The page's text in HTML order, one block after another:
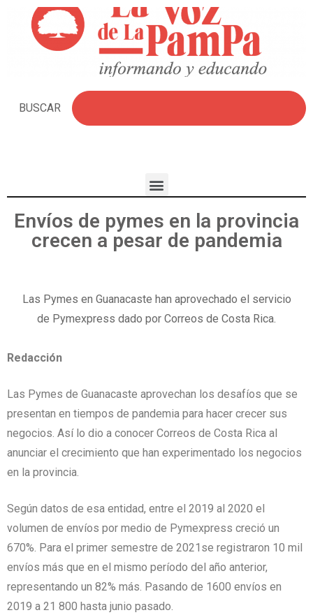
BUSCAR
Envíos de pymes en la provincia
crecen a pesar de pandemia
Las Pymes en Guanacaste han aprovechado el servicio
de Pymexpress dado por Correos de Costa Rica.
Redacción
Las Pymes de Guanacaste aprovechan los desafíos que se
presentan en tiempos de pandemia para hacer crecer sus
negocios. Así lo dio a conocer Correos de Costa Rica al
anunciar el crecimiento que han experimentado los negocios
en la provincia.
Según datos de esa entidad, entre el 2019 al 2020 el
volumen de envíos por medio de Pymexpress creció un
670%. Para el primer semestre de 2021se registraron 10 mil
envíos más que en el mismo período del año anterior,
representando un 82% más. Pasando de 1600 envíos en
2019 a 21 800 hasta junio pasado.